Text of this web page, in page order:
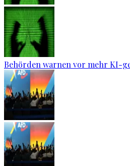
Behörden warnen vor mehr KI-